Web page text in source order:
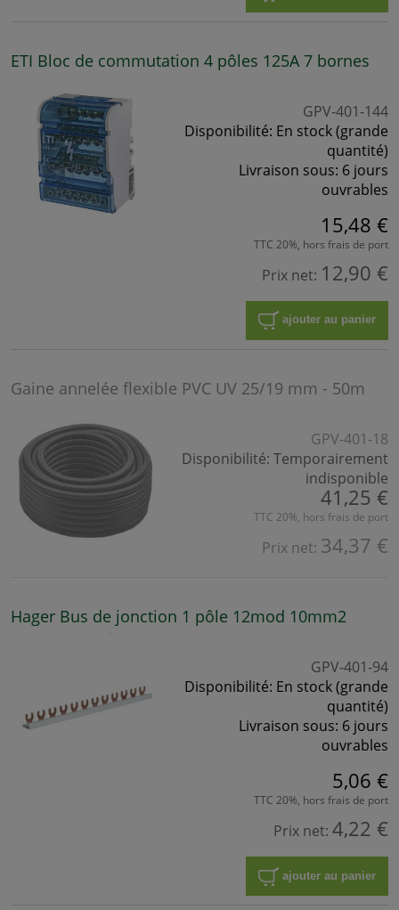
ETI Bloc de commutation 4 pôles 125A 7 bornes
GPV-401-144
Disponibilité: En stock (grande
quantité)
Livraison sous: 6 jours
ouvrables
15,48 €
TTC 20%, hors frais de port
Prix net: 12,90 €
ajouter au panier
Gaine annelée flexible PVC UV 25/19 mm - 50m
GPV-401-18
Disponibilité: Temporairement
indisponible
41,25 €
TTC 20%, hors frais de port
Prix net: 34,37 €
Hager Bus de jonction 1 pôle 12mod 10mm2
GPV-401-94
Disponibilité: En stock (grande
quantité)
Livraison sous: 6 jours
ouvrables
5,06 €
TTC 20%, hors frais de port
Prix net: 4,22 €
ajouter au panier